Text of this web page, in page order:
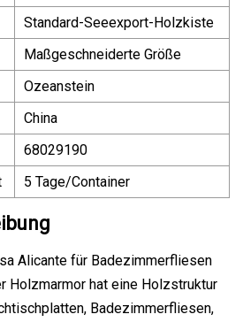
Standard-Seeexport-Holzkiste
Maßgeschneiderte Größe
Ozeanstein
China
68029190
5 Tage/Container
Alicante für Badezimmerfliesen
Holzmarmor hat eine Holzstruktur
Badezimmerfliesen,